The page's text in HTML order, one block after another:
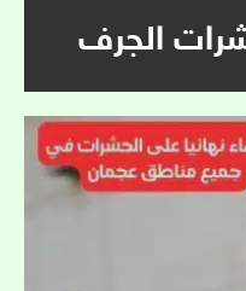
الجرف